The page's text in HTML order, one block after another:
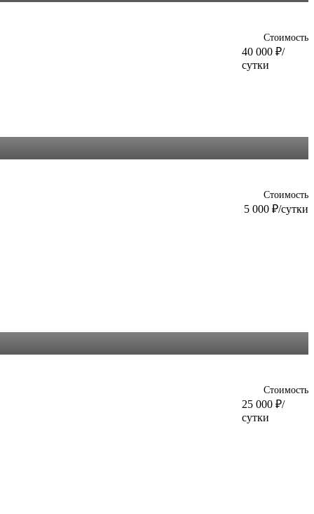
Стоимость
40 000 ₽/
сутки
Стоимость
5 000 ₽/сутки
Стоимость
25 000 ₽/
сутки